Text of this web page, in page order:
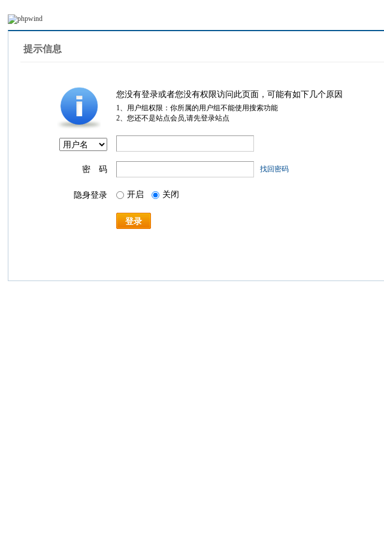
提示信息
您没有登录或者您没有权限访问此页面，可能有如下几个原因
1、用户组权限：你所属的用户组不能使用搜索功能
2、您还不是站点会员,请先登录站点
密 码 找回密码
隐身登录 开启 关闭
登录